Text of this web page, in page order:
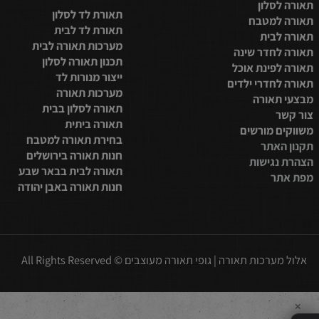
שינה
אוכל
ילדים
מידע נוסף
תאורת לד לסלון
תאורת לד לבית
מערכות תאורה לבית
תכנון תאורה לסלון
ייצור מנורות לד
מערכות תאורה
תאורה לסלון בבית
תאורה ביתית
תאורה לבית בבאר שבע